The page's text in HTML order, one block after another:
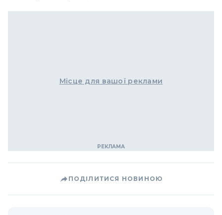
Місце для вашої реклами
ПОДІЛИТИСЯ НОВИНОЮ